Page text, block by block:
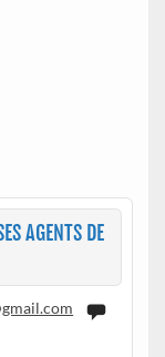
AGENTS DE